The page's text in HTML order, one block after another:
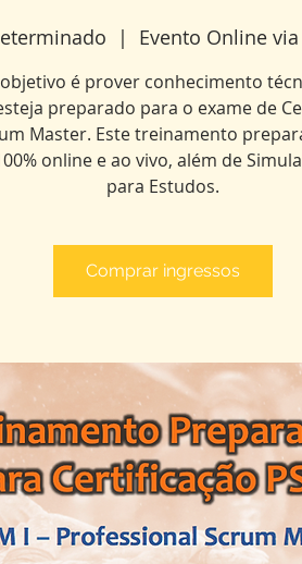
  |
Evento Online
é prover conhecimento
preparado para o exame de
Master. Este treinamento
online e ao vivo, além de
para Estudos.
Comprar ingressos